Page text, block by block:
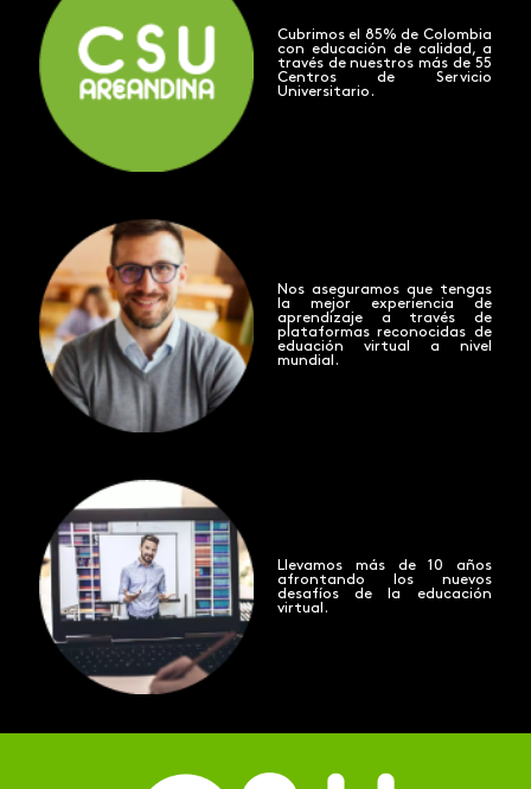
Cubrimos el 85% de Colombia
con educación de calidad, a
través de nuestros más de 55
Centros de Servicio
Universitario.
Nos aseguramos que tengas
la mejor experiencia de
aprendizaje a través de
plataformas reconocidas de
eduación virtual a nivel
mundial.
Llevamos más de 10 años
afrontando los nuevos
desafíos de la educación
virtual.